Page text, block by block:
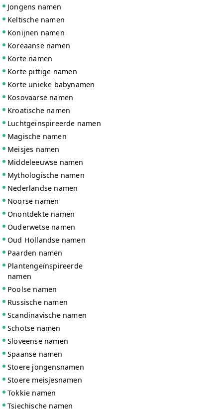
Jongens namen
Keltische namen
Konijnen namen
Koreaanse namen
Korte namen
Korte pittige namen
Korte unieke babynamen
Kosovaarse namen
Kroatische namen
Luchtgeïnspireerde namen
Magische namen
Meisjes namen
Middeleeuwse namen
Mythologische namen
Nederlandse namen
Noorse namen
Onontdekte namen
Ouderwetse namen
Oud Hollandse namen
Paarden namen
Plantengeïnspireerde
namen
Poolse namen
Russische namen
Scandinavische namen
Schotse namen
Sloveense namen
Spaanse namen
Stoere jongensnamen
Stoere meisjesnamen
Tokkie namen
Tsjechische namen